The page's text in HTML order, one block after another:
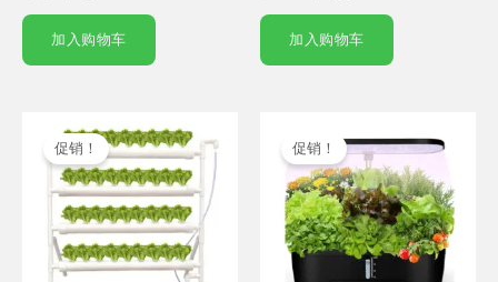
加入购物车 加入购物车
促销！
价
为：
$30.00。
前
价
格
为：
$29.99。
促销！
价
为：
$32.00。
前
价
格
为：
$31.99。